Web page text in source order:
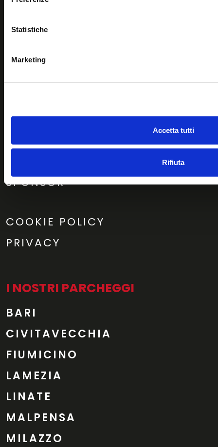
Statistiche
Marketing
Accetta tutti
Rifiuta
Seguici sui nostri social
CONVENZIONI
AFFILIAZIONE
SPONSOR
COOKIE POLICY
PRIVACY
I NOSTRI PARCHEGGI
BARI
CIVITAVECCHIA
FIUMICINO
LAMEZIA
LINATE
MALPENSA
MILAZZO